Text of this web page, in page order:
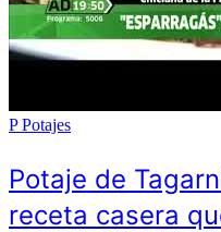
P Potajes
Potaje de
receta casera